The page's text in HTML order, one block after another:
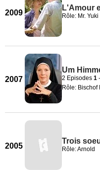
2009
L'Amour
Rôle: Mr. Yuki
2007
Um
2 Episodes 1 -
Rôle: Bischof
2005
Trois
Rôle: Arnold